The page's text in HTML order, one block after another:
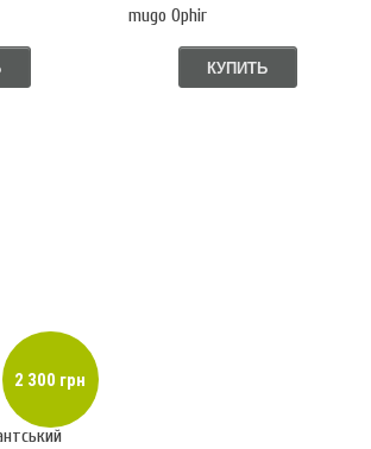
mugo Ophir
КУПИТЬ
2 300 грн